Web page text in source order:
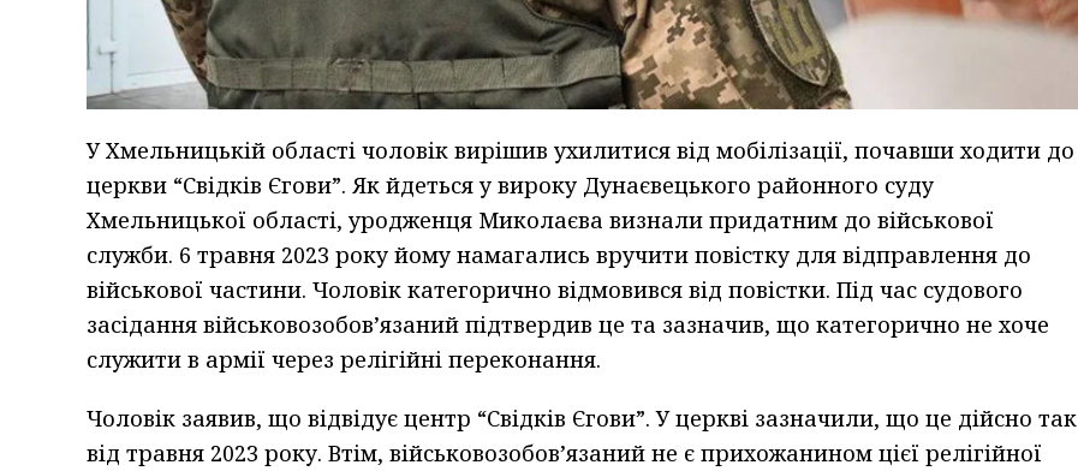
У Хмельницькій області чоловік вирішив ухилитися від мобілізації, почавши ходити до
церкви “Свідків Єгови”. Як йдеться у вироку Дунаєвецького районного суду
Хмельницької області, уродженця Миколаєва визнали придатним до військової
служби. 6 травня 2023 року йому намагались вручити повістку для відправлення до
військової частини. Чоловік категорично відмовився від повістки. Під час судового
засідання військовозобов’язаний підтвердив це та зазначив, що категорично не хоче
служити в армії через релігійні переконання.
Чоловік заявив, що відвідує центр “Свідків Єгови”. У церкві зазначили, що це дійсно так
від травня 2023 року. Втім, військовозобов’язаний не є прихожанином цієї релігійної